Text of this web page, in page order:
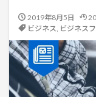
2019年8月5日
ビジネス, ビジネス